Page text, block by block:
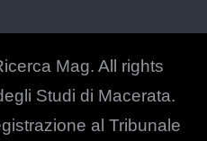
Mag. All rights
Studi di Macerata.
al Tribunale